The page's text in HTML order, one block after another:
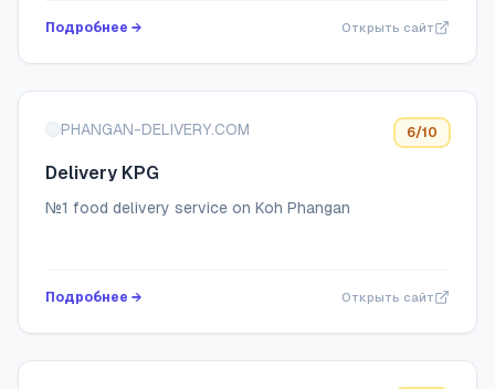
Подробнее → Открыть сайт
PHANGAN-DELIVERY.COM 6/10
Delivery KPG
№1 food delivery service on Koh Phangan
Подробнее → Открыть сайт